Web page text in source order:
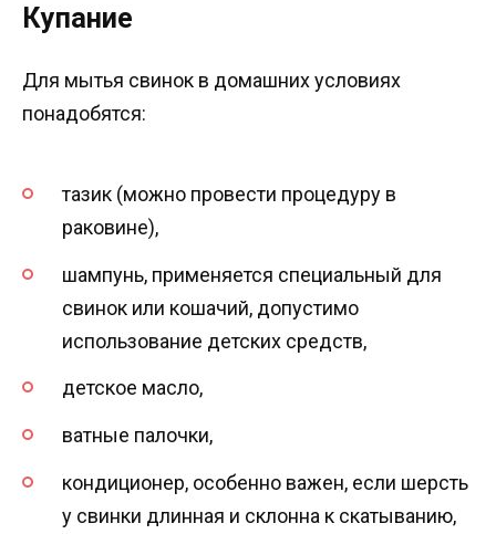
Купание
Для мытья свинок в домашних условиях
понадобятся:
тазик (можно провести процедуру в
раковине),
шампунь, применяется специальный для
свинок или кошачий, допустимо
использование детских средств,
детское масло,
ватные палочки,
кондиционер, особенно важен, если шерсть
у свинки длинная и склонна к скатыванию,